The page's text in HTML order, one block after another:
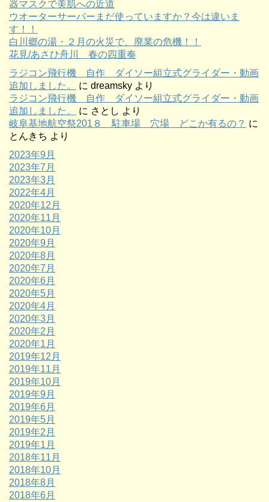
器マスクで美肌への近道
ウオーターサーバーまだ使っていますか？今は違いま
す！！
白川郷の湯・２月の火災で、廃業の危機！！
花見/あさひ舟川 春の四重奏
ラジコン飛行機 自作 ダイソー組立式グライダー・動画
追加しました。
に dreamsky より
ラジコン飛行機 自作 ダイソー組立式グライダー・動画
追加しました。
に さとし より
岐阜基地航空祭201８ 駐車場 穴場 どこか有るの？ に
とんきち より
2023年9月
2023年7月
2023年3月
2022年4月
2020年12月
2020年11月
2020年10月
2020年9月
2020年8月
2020年7月
2020年6月
2020年5月
2020年4月
2020年3月
2020年2月
2020年1月
2019年12月
2019年11月
2019年10月
2019年9月
2019年6月
2019年5月
2019年2月
2019年1月
2018年11月
2018年10月
2018年8月
2018年6月